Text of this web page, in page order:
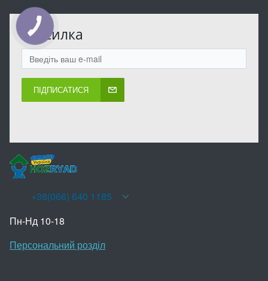
Розсилка
ПІДПИСАТИСЯ
+38(066) 640 1185
Пн-Нд 10-18
Персональний розділ
КНОПКА
ЗВ'ЯЗКУ